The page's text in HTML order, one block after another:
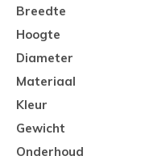
Breedte
Hoogte
Diameter
Materiaal
Kleur
Gewicht
Onderhoud